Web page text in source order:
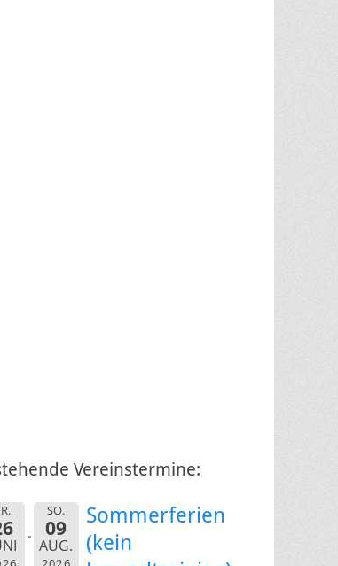
Vereinstermine:
SO.
09
AUG.
Sommerferien
(kein